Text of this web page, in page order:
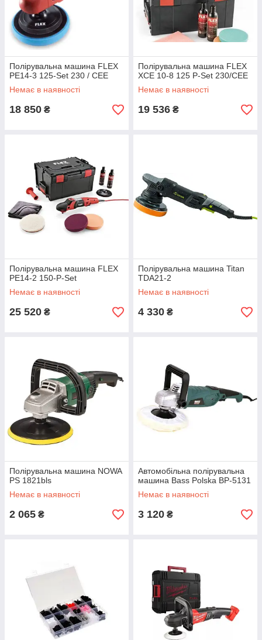
Полірувальна машина FLEX
PE14-3 125-Set 230 / CEE
Немає в наявності
18 850 ₴
Полірувальна машина FLEX
XCE 10-8 125 P-Set 230/CEE
Немає в наявності
19 536 ₴
Полірувальна машина FLEX
PE14-2 150-P-Set
Немає в наявності
25 520 ₴
Полірувальна машина Titan
TDA21-2
Немає в наявності
4 330 ₴
Полірувальна машина NOWA
PS 1821bls
Немає в наявності
2 065 ₴
Автомобільна полірувальна
машина Bass Polska BP-5131
Немає в наявності
3 120 ₴